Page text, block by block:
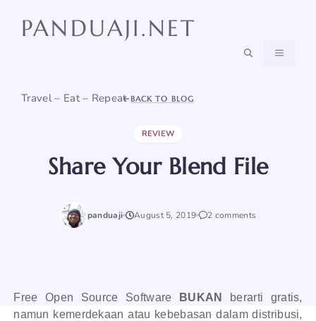
PANDUAJI.NET
Travel – Eat – Repeat
MENU
BACK TO BLOG
REVIEW
Share Your Blend File
panduaji August 5, 2019 2 comments
Free Open Source Software BUKAN
berarti gratis,
namun kemerdekaan atau kebebasan dalam distribusi,